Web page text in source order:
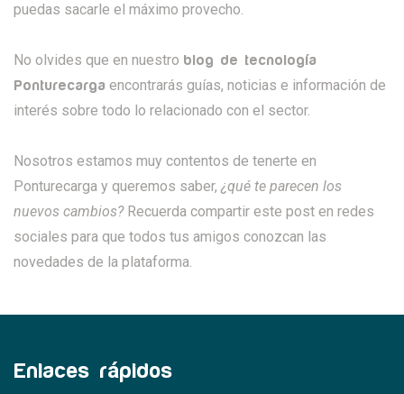
puedas sacarle el máximo provecho.
No olvides que en nuestro blog de tecnología
Ponturecarga encontrarás guías, noticias e información de
interés sobre todo lo relacionado con el sector.
Nosotros estamos muy contentos de tenerte en
Ponturecarga y queremos saber, ¿qué te parecen los
nuevos cambios? Recuerda compartir este post en redes
sociales para que todos tus amigos conozcan las
novedades de la plataforma.
Enlaces rápidos